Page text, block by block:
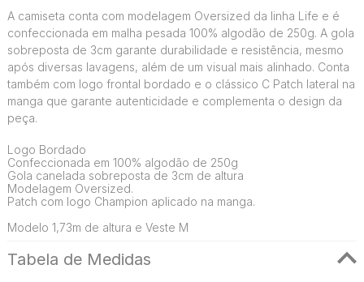
A camiseta conta com modelagem Oversized da linha Life e é
confeccionada em malha pesada 100% algodão de 250g. A gola
sobreposta de 3cm garante durabilidade e resistência, mesmo
após diversas lavagens, além de um visual mais alinhado. Conta
também com logo frontal bordado e o clássico C Patch lateral na
manga que garante autenticidade e complementa o design da
peça.
Logo Bordado
Confeccionada em 100% algodão de 250g
Gola canelada sobreposta de 3cm de altura
Modelagem Oversized.
Patch com logo Champion aplicado na manga.
Modelo 1,73m de altura e Veste M
Tabela de Medidas